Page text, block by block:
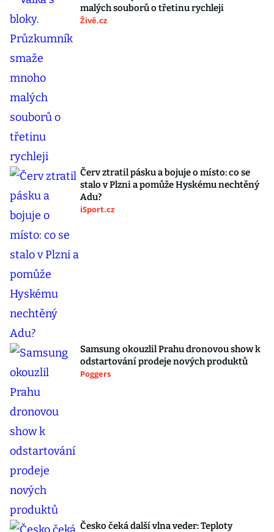
malých souborů o třetinu rychleji
Živě.cz
Červ ztratil pásku a bojuje o místo: co se
stalo v Plzni a pomůže Hyskému nechtěný
Adu?
iSport.cz
Samsung okouzlil Prahu dronovou show k
odstartování prodeje nových produktů
Poggers
Česko čeká další vlna veder: Teploty